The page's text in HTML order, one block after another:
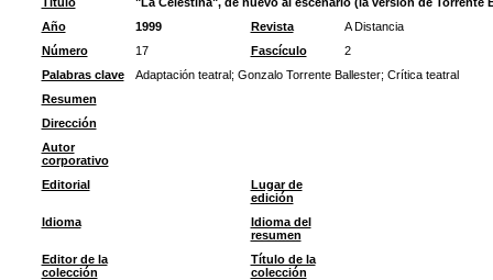
Año
1999 Revista
A Distancia
Número
17 Fascículo
2
Palabras clave
Adaptación teatral; Gonzalo Torrente Ballester; Crítica teatral
Resumen
Dirección
Autor
corporativo
Editorial
Lugar de
edición
Idioma
Idioma del
resumen
Editor de la
colección
Título de la
colección